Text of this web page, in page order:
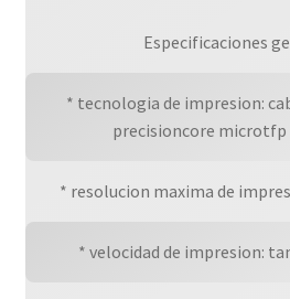
Especificaciones
* tecnologia de impresion:
precisioncore microtfp
* resolucion maxima de
* velocidad de impresion: